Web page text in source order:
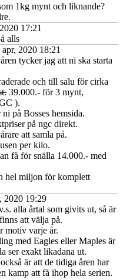
1kg mynt och liknande?
17:21
alls
2020 18:21
tycker jag att ni ska starta
och till salu för cirka
39.000.- för 3 mynt,
).
på Bosses hemsida.
på ngc direkt.
att samla på.
per kilo.
få för snälla 14.000.- med
hel miljon för komplett
2020 19:29
alla årtal som givits ut, så är
att välja på.
motiv varje år.
med Eagles eller Maples är
ser exakt likadana ut.
är att de tidiga åren har
kamp att få ihop hela serien.